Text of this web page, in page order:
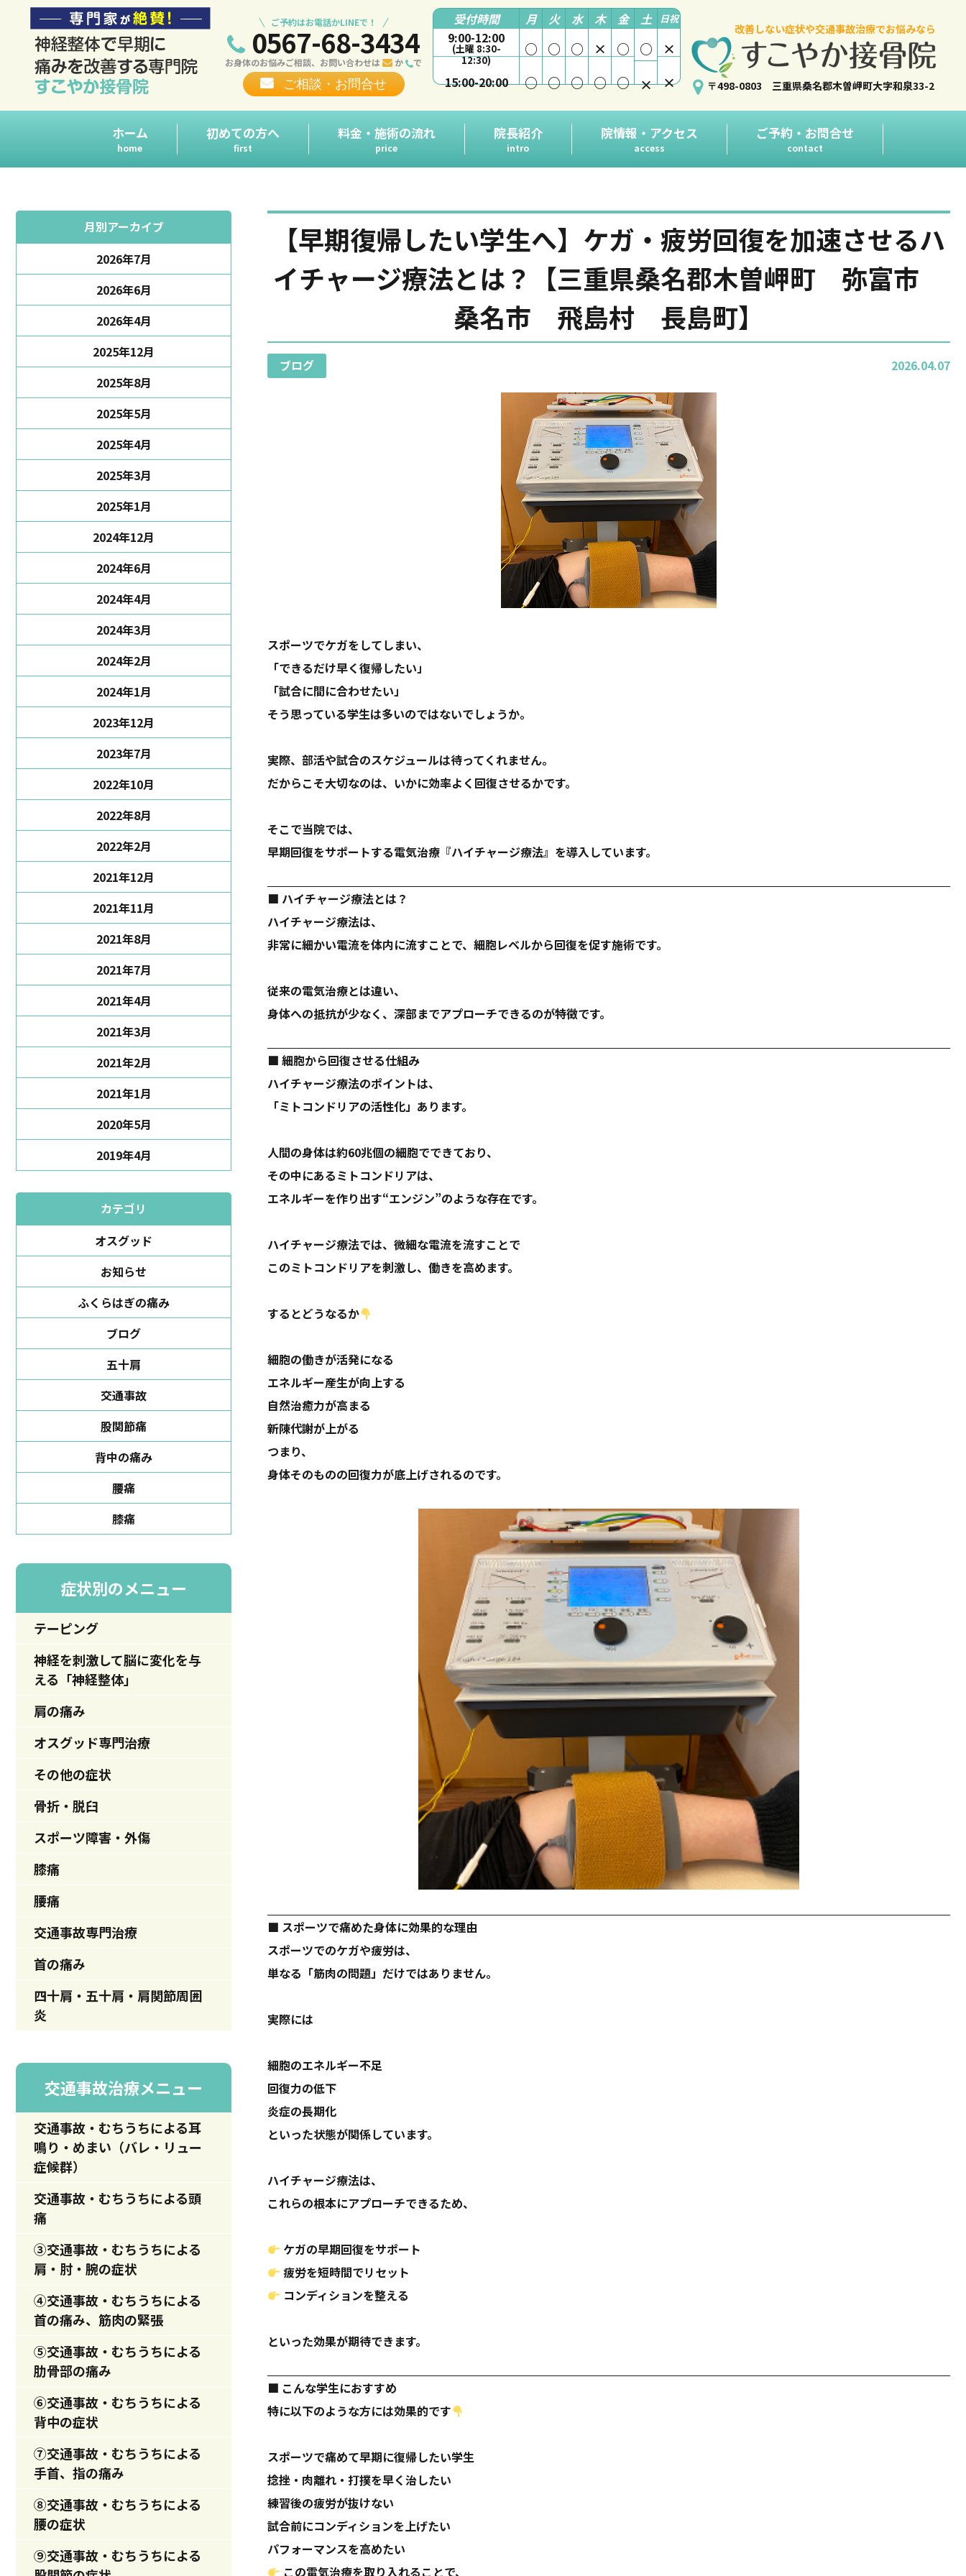
ご予約はお電話かLINEで！
0567-68-3434
お身体のお悩みご相談、お問い合わせは か で
ご相談・お問合せ
受付時間 月 火 水 木 金 土 日祝
9:00-12:00
(土曜 8:30-
12:30)
○ ○ ○ × ○ ○ ×
15:00-20:00 ○ ○ ○ ○ ○ × ×
改善しない症状や交通事故治療でお悩みなら
〒498-0803 三重県桑名郡木曽岬町大字和泉33-2
ホーム
home
初めての方へ
first
料金・施術の流れ
price
院長紹介
intro
院情報・アクセス
access
ご予約・お問合せ
contact
【早期復帰したい学生へ】ケガ・疲労回復を加速させるハ
イチャージ療法とは？【三重県桑名郡木曽岬町 弥富市
桑名市 飛島村 長島町】
ブログ 2026.04.07
スポーツでケガをしてしまい、
「できるだけ早く復帰したい」
「試合に間に合わせたい」
そう思っている学生は多いのではないでしょうか。
実際、部活や試合のスケジュールは待ってくれません。
だからこそ大切なのは、 いかに効率よく回復させるかです。
そこで当院では、
早期回復をサポートする電気治療『ハイチャージ療法』を導入しています。
■ ハイチャージ療法とは？
ハイチャージ療法は、
非常に細かい電流を体内に流すことで、細胞レベルから回復を促す施術です。
従来の電気治療とは違い、
身体への抵抗が少なく、深部までアプローチできるのが特徴です。
■ 細胞から回復させる仕組み
ハイチャージ療法のポイントは、
「ミトコンドリアの活性化」あります。
人間の身体は約60兆個の細胞でできており、
その中にあるミトコンドリアは、
エネルギーを作り出す“エンジン”のような存在です。
ハイチャージ療法では、微細な電流を流すことで
このミトコンドリアを刺激し、働きを高めます。
するとどうなるか
細胞の働きが活発になる
エネルギー産生が向上する
自然治癒力が高まる
新陳代謝が上がる
つまり、
身体そのものの回復力が底上げされるのです。
■ スポーツで痛めた身体に効果的な理由
スポーツでのケガや疲労は、
単なる「筋肉の問題」だけではありません。
実際には
細胞のエネルギー不足
回復力の低下
炎症の長期化
といった状態が関係しています。
ハイチャージ療法は、
これらの根本にアプローチできるため、
ケガの早期回復をサポート
疲労を短時間でリセット
コンディションを整える
といった効果が期待できます。
■ こんな学生におすすめ
特に以下のような方には効果的です
スポーツで痛めて早期に復帰したい学生
捻挫・肉離れ・打撲を早く治したい
練習後の疲労が抜けない
試合前にコンディションを上げたい
パフォーマンスを高めたい
この電気治療を取り入れることで、
月別アーカイブ
2026年7月
2026年6月
2026年4月
2025年12月
2025年8月
2025年5月
2025年4月
2025年3月
2025年1月
2024年12月
2024年6月
2024年4月
2024年3月
2024年2月
2024年1月
2023年12月
2023年7月
2022年10月
2022年8月
2022年2月
2021年12月
2021年11月
2021年8月
2021年7月
2021年4月
2021年3月
2021年2月
2021年1月
2020年5月
2019年4月
カテゴリ
オスグッド
お知らせ
ふくらはぎの痛み
ブログ
五十肩
交通事故
股関節痛
背中の痛み
腰痛
膝痛
症状別のメニュー
テーピング
神経を刺激して脳に変化を与
える「神経整体」
肩の痛み
オスグッド専門治療
その他の症状
骨折・脱臼
スポーツ障害・外傷
膝痛
腰痛
交通事故専門治療
首の痛み
四十肩・五十肩・肩関節周囲
炎
交通事故治療メニュー
交通事故・むちうちによる耳
鳴り・めまい（バレ・リュー
症候群）
交通事故・むちうちによる頭
痛
③交通事故・むちうちによる
肩・肘・腕の症状
④交通事故・むちうちによる
首の痛み、筋肉の緊張
⑤交通事故・むちうちによる
肋骨部の痛み
⑥交通事故・むちうちによる
背中の症状
⑦交通事故・むちうちによる
手首、指の痛み
⑧交通事故・むちうちによる
腰の症状
⑨交通事故・むちうちによる